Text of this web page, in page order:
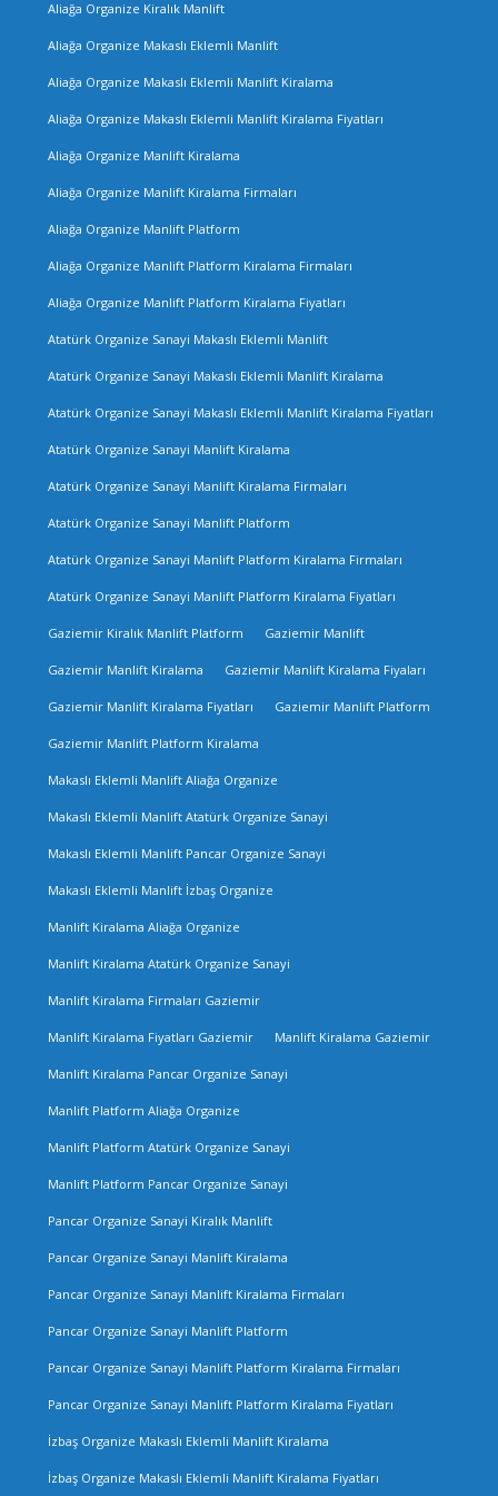
Aliağa Organize Kiralık Manlift
Aliağa Organize Makaslı Eklemli Manlift
Aliağa Organize Makaslı Eklemli Manlift Kiralama
Aliağa Organize Makaslı Eklemli Manlift Kiralama Fiyatları
Aliağa Organize Manlift Kiralama
Aliağa Organize Manlift Kiralama Firmaları
Aliağa Organize Manlift Platform
Aliağa Organize Manlift Platform Kiralama Firmaları
Aliağa Organize Manlift Platform Kiralama Fiyatları
Atatürk Organize Sanayi Makaslı Eklemli Manlift
Atatürk Organize Sanayi Makaslı Eklemli Manlift Kiralama
Atatürk Organize Sanayi Makaslı Eklemli Manlift Kiralama Fiyatları
Atatürk Organize Sanayi Manlift Kiralama
Atatürk Organize Sanayi Manlift Kiralama Firmaları
Atatürk Organize Sanayi Manlift Platform
Atatürk Organize Sanayi Manlift Platform Kiralama Firmaları
Atatürk Organize Sanayi Manlift Platform Kiralama Fiyatları
Gaziemir Kiralık Manlift Platform Gaziemir Manlift
Gaziemir Manlift Kiralama Gaziemir Manlift Kiralama Fiyaları
Gaziemir Manlift Kiralama Fiyatları Gaziemir Manlift Platform
Gaziemir Manlift Platform Kiralama
Makaslı Eklemli Manlift Aliağa Organize
Makaslı Eklemli Manlift Atatürk Organize Sanayi
Makaslı Eklemli Manlift Pancar Organize Sanayi
Makaslı Eklemli Manlift İzbaş Organize
Manlift Kiralama Aliağa Organize
Manlift Kiralama Atatürk Organize Sanayi
Manlift Kiralama Firmaları Gaziemir
Manlift Kiralama Fiyatları Gaziemir Manlift Kiralama Gaziemir
Manlift Kiralama Pancar Organize Sanayi
Manlift Platform Aliağa Organize
Manlift Platform Atatürk Organize Sanayi
Manlift Platform Pancar Organize Sanayi
Pancar Organize Sanayi Kiralık Manlift
Pancar Organize Sanayi Manlift Kiralama
Pancar Organize Sanayi Manlift Kiralama Firmaları
Pancar Organize Sanayi Manlift Platform
Pancar Organize Sanayi Manlift Platform Kiralama Firmaları
Pancar Organize Sanayi Manlift Platform Kiralama Fiyatları
İzbaş Organize Makaslı Eklemli Manlift Kiralama
İzbaş Organize Makaslı Eklemli Manlift Kiralama Fiyatları